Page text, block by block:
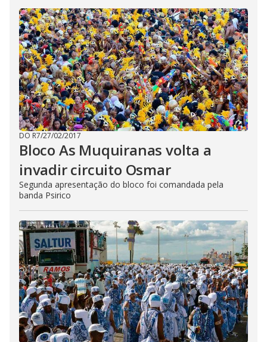
DO R7/27/02/2017
Bloco As Muquiranas volta a
invadir circuito Osmar
Segunda apresentação do bloco foi comandada pela
banda Psirico